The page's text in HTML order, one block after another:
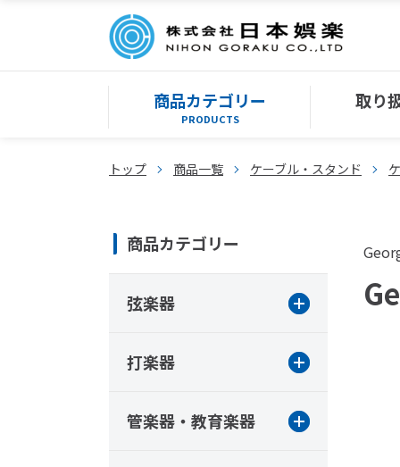
商品カテゴリー
PRODUCTS
取り
トップ 商品一覧 ケーブル・スタンド
商品カテゴリー
弦楽器
打楽器
管楽器・教育楽器